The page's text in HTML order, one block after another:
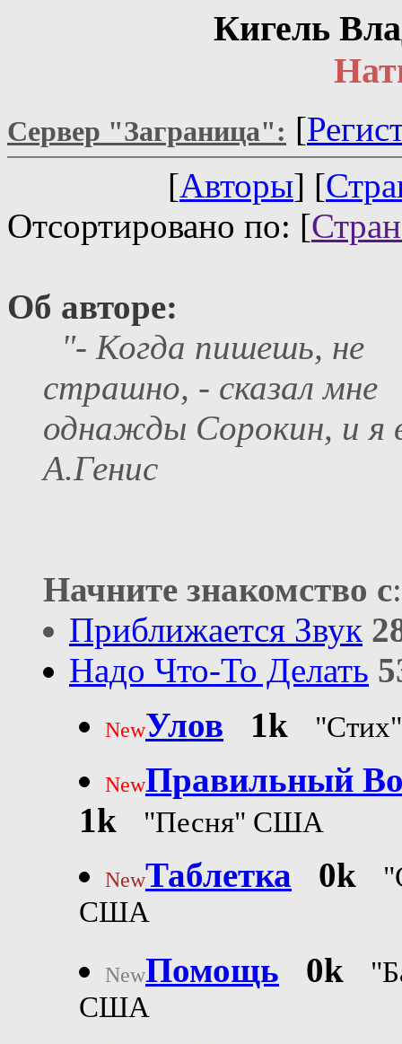
Кигель
Сервер "Заграница": [
[Авторы] [
Отсортировано по: [
Об авторе:
"- Когда пишешь, не
страшно, - сказал мне
однажды Сорокин, и я
А.Генис
Начните знакомство с:
Приближается Звук
Надо Что-То Делать
NewУлов 1k
NewПравильный
1k
"Песня" США
NewТаблетка 0k
США
NewПомощь 0k
США